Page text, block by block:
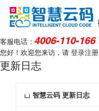
客服电话： 4006-110-166
您好！欢迎您来访，请 登录注册
更新日志
 智慧云码 更新日志